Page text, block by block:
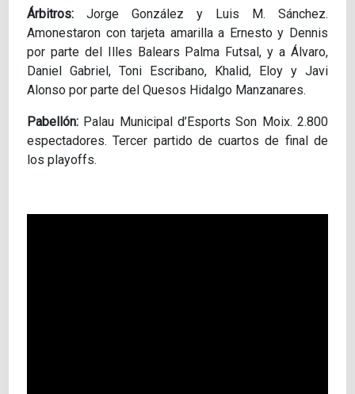
Árbitros: Jorge González y Luis M. Sánchez.
Amonestaron con tarjeta amarilla a Ernesto y Dennis
por parte del Illes Balears Palma Futsal, y a Álvaro,
Daniel Gabriel, Toni Escribano, Khalid, Eloy y Javi
Alonso por parte del Quesos Hidalgo Manzanares.
Pabellón: Palau Municipal d’Esports Son Moix. 2.800
espectadores. Tercer partido de cuartos de final de
los playoffs.